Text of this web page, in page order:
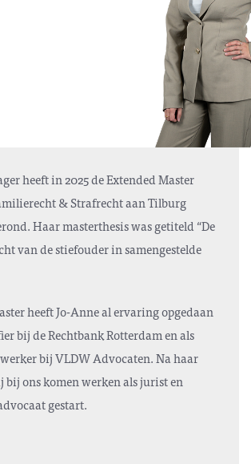
heeft in 2025 deExtended Master
& Strafrecht aan Tilburg
Haar masterthesis was getiteld “De
van de stiefouder in samengestelde
heeft Jo-Anne al ervaring opgedaan
bij de Rechtbank Rotterdam en als
bij VLDW Advocaten. Na haar
bij ons komen werken als jurist en
gestart.